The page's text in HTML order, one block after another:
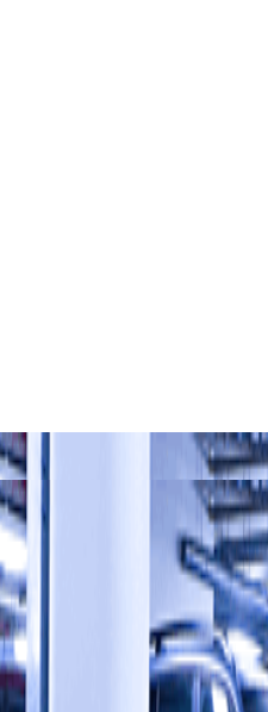
de Cádiz
de Cádiz
y entérate
y otras muchas